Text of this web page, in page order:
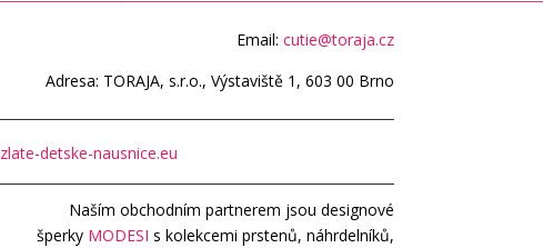
Email: cutie@toraja.cz
Adresa: TORAJA, s.r.o., Výstaviště 1, 603 00 Brno
detske-nausnice.eu
Naším obchodním partnerem jsou designové
šperky MODESI s kolekcemi prstenů, náhrdelníků,